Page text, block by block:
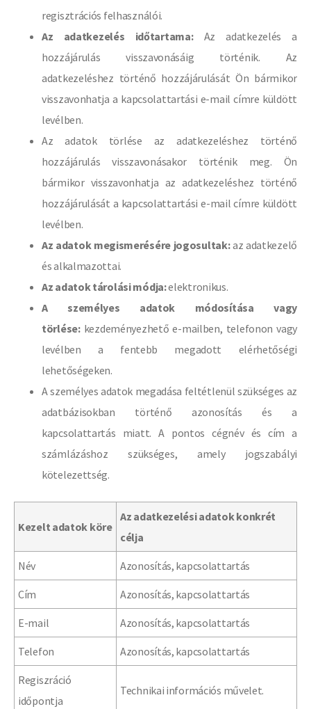
regisztrációs felhasználói.
Az adatkezelés időtartama:Az adatkezelés a
hozzájárulás visszavonásáig történik. Az
adatkezeléshez történő hozzájárulását Ön bármikor
visszavonhatja a kapcsolattartási e-mail címre küldött
levélben.
Az adatok törlése az adatkezeléshez történő
hozzájárulás visszavonásakor történik meg. Ön
bármikor visszavonhatja az adatkezeléshez történő
hozzájárulását a kapcsolattartási e-mail címre küldött
levélben.
Az adatok megismerésére jogosultak:az adatkezelő
és alkalmazottai.
Az adatok tárolási módja:elektronikus.
A személyes adatok módosítása vagy
törlése:kezdeményezhető e-mailben, telefonon vagy
levélben a fentebb megadott elérhetőségi
lehetőségeken.
A személyes adatok megadása feltétlenül szükséges az
adatbázisokban történő azonosítás és a
kapcsolattartás miatt. A pontos cégnév és cím a
számlázáshoz szükséges, amely jogszabályi
kötelezettség.
Kezelt adatok köre
Az adatkezelési adatok konkrét
célja
Név Azonosítás, kapcsolattartás
Cím Azonosítás, kapcsolattartás
E-mail Azonosítás, kapcsolattartás
Telefon Azonosítás, kapcsolattartás
Regiszráció
időpontja
Technikai információs művelet.